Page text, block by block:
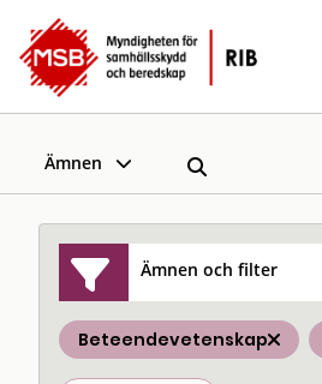
Ämnen
Ämnen och filter
Beteendevetenskap